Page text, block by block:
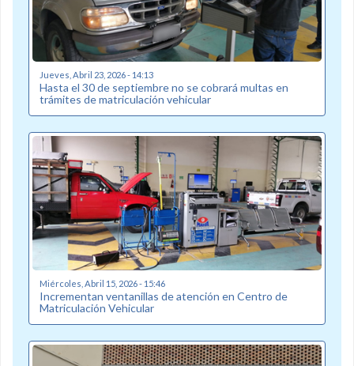
Jueves, Abril 23, 2026 - 14:13
Hasta el 30 de septiembre no se cobrará multas en
trámites de matriculación vehicular
Miércoles, Abril 15, 2026 - 15:46
Incrementan ventanillas de atención en Centro de
Matriculación Vehicular